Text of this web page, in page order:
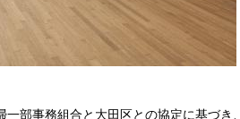
一部事務組合と大田区との協定に基づ